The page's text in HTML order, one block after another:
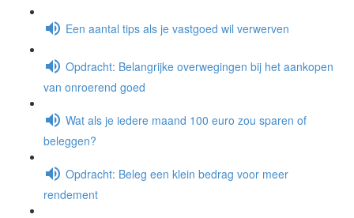
Een aantal tips als je vastgoed wil verwerven
Opdracht: Belangrijke overwegingen bij het aankopen
van onroerend goed
Wat als je iedere maand 100 euro zou sparen of
beleggen?
Opdracht: Beleg een klein bedrag voor meer
rendement